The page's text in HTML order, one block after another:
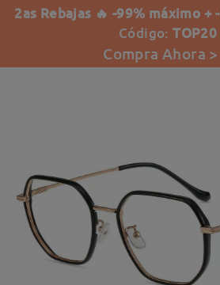
2as Rebajas 🔥 -99% máximo
Código:TOP20
Compra Ahora >